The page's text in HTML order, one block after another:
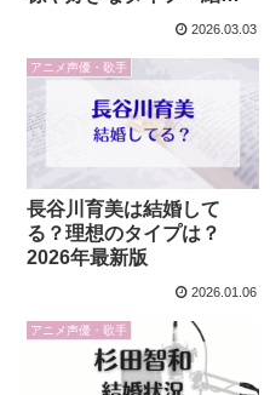
2026.03.03
アニメ声優・歌手
長谷川育美は結婚して
る？理想のタイプは？
2026年最新版
2026.01.06
アニメ声優・歌手